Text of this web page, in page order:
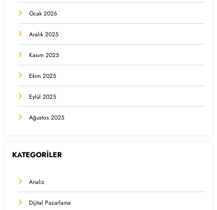
Ocak 2026
Aralık 2025
Kasım 2025
Ekim 2025
Eylül 2025
Ağustos 2025
KATEGORİLER
Analiz
Dijital Pazarlama